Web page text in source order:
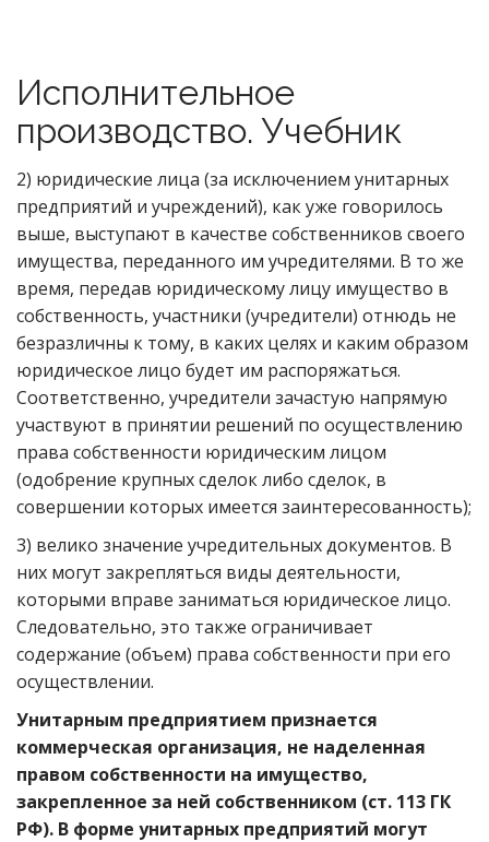
Исполнительное
производство. Учебник
2) юридические лица (за исключением унитарных
предприятий и учреждений), как уже говорилось
выше, выступают в качестве собственников своего
имущества, переданного им учредителями. В то же
время, передав юридическому лицу имущество в
собственность, участники (учредители) отнюдь не
безразличны к тому, в каких целях и каким образом
юридическое лицо будет им распоряжаться.
Соответственно, учредители зачастую напрямую
участвуют в принятии решений по осуществлению
права собственности юридическим лицом
(одобрение крупных сделок либо сделок, в
совершении которых имеется заинтересованность);
3) велико значение учредительных документов. В
них могут закрепляться виды деятельности,
которыми вправе заниматься юридическое лицо.
Следовательно, это также ограничивает
содержание (объем) права собственности при его
осуществлении.
Унитарным предприятием признается
коммерческая организация, не наделенная
правом собственности на имущество,
закрепленное за ней собственником (ст. 113 ГК
РФ). В форме унитарных предприятий могут